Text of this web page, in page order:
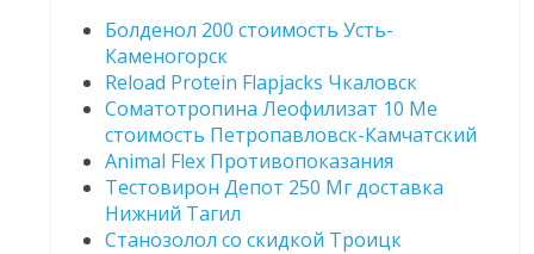
Болденол 200 стоимость Усть-
Каменогорск
Reload Protein Flapjacks Чкаловск
Соматотропина Леофилизат 10 Me
стоимость Петропавловск-Камчатский
Animal Flex Противопоказания
Тестовирон Депот 250 Мг доставка
Нижний Тагил
Станозолол со скидкой Троицк